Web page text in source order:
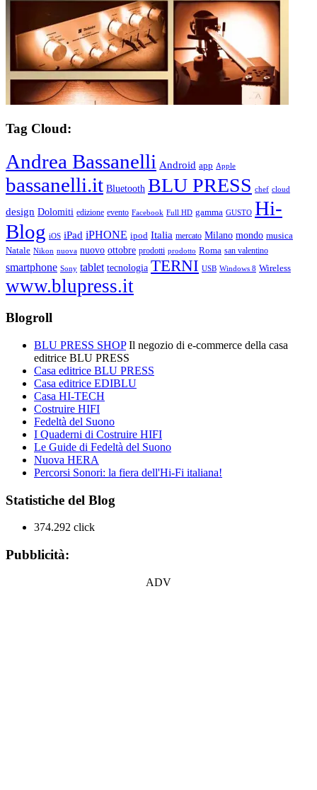
Tag Cloud:
Andrea Bassanelli Android app Apple
bassanelli.it Bluetooth BLU PRESS chef cloud
design Dolomiti edizione evento Facebook Full HD gamma GUSTO Hi-
Blog iOS iPad iPHONE ipod Italia mercato Milano mondo musica
Natale Nikon nuova nuovo ottobre prodotti prodotto Roma san valentino
smartphone Sony tablet tecnologia TERNI USB Windows 8 Wireless
www.blupress.it
Blogroll
BLU PRESS SHOPIl negozio di e-commerce della casa
editrice BLU PRESS
Casa editrice BLU PRESS
Casa editrice EDIBLU
Casa HI-TECH
Costruire HIFI
Fedeltà del Suono
I Quaderni di Costruire HIFI
Le Guide di Fedeltà del Suono
Nuova HERA
Percorsi Sonori: la fiera dell'Hi-Fi italiana!
Statistiche del Blog
374.292 click
Pubblicità:
ADV